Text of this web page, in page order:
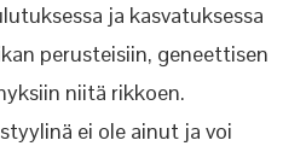
ja kasvatuksessa
perusteisiin, geneettisen
niitä rikkoen.
ei ole ainut ja voi